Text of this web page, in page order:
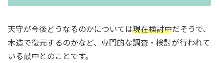
天守が今後どうなるのかについては現在検討中だそうで、
木造で復元するのかなど、専門的な調査・検討が行われて
いる最中とのことです。